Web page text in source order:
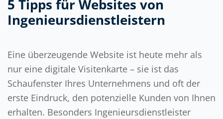
5 Tipps für Websites von
Ingenieursdienstleistern
Eine überzeugende Website ist heute mehr als
nur eine digitale Visitenkarte – sie ist das
Schaufenster Ihres Unternehmens und oft der
erste Eindruck, den potenzielle Kunden von Ihnen
erhalten. Besonders Ingenieursdienstleister